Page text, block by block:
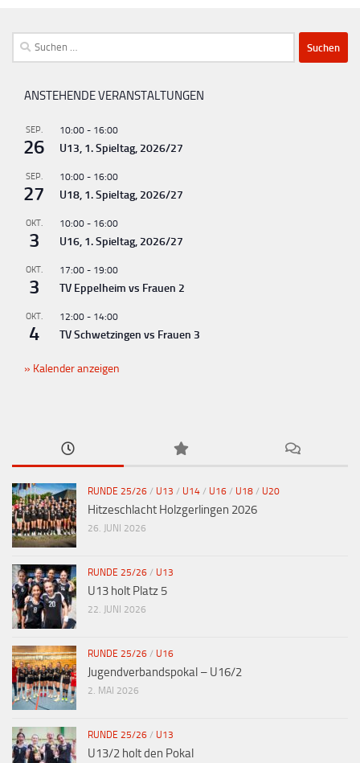
Suchen
nach:
ANSTEHENDE VERANSTALTUNGEN
SEP.
26
10:00 - 16:00
U13, 1. Spieltag, 2026/27
SEP.
27
10:00 - 16:00
U18, 1. Spieltag, 2026/27
OKT.
3
10:00 - 16:00
U16, 1. Spieltag, 2026/27
OKT.
3
17:00 - 19:00
TV Eppelheim vs Frauen 2
OKT.
4
12:00 - 14:00
TV Schwetzingen vs Frauen 3
Kalender anzeigen
RUNDE 25/26 / U13 / U14 / U16 / U18 / U20
Hitzeschlacht Holzgerlingen 2026
26. JUNI 2026
RUNDE 25/26 / U13
U13 holt Platz 5
22. JUNI 2026
RUNDE 25/26 / U16
Jugendverbandspokal – U16/2
2. MAI 2026
RUNDE 25/26 / U13
U13/2 holt den Pokal